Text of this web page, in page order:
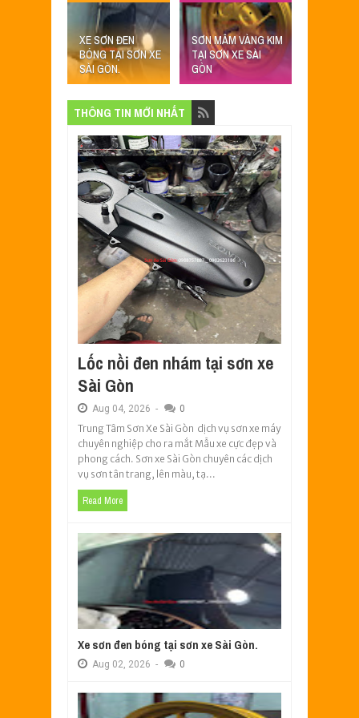
XE SƠN ĐEN
BÓNG TẠI SƠN XE
SÀI GÒN.
SƠN MÂM VÀNG KIM
TẠI SƠN XE SÀI
GÒN
THÔNG TIN MỚI NHẤT
Lốc nồi đen nhám tại sơn xe
Sài Gòn
Aug 04, 2026 - 0
Trung Tâm Sơn Xe Sài Gòn dịch vụ sơn xe máy
chuyên nghiệp cho ra mắt Mẫu xe cực đẹp và
phong cách. Sơn xe Sài Gòn chuyên các dịch
vụ sơn tân trang, lên màu, tạ...
Read More
Xe sơn đen bóng tại sơn xe Sài Gòn.
Aug 02, 2026 - 0